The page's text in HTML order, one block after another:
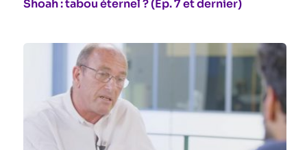
Shoah : tabou éternel ? (Ep. 7 et dernier)